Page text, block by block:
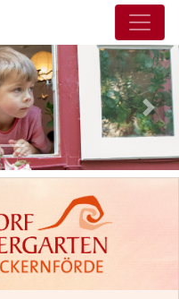
Next